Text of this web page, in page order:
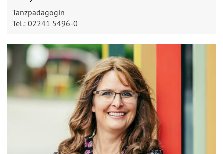
Tanzpädagogin
Tel.: 02241 5496-0